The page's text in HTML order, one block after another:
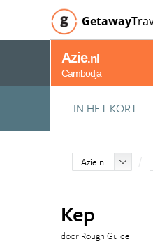
Getaway
Azie.nl
Cambodja
IN HET KORT
Azie.nl
Kep
door Rough Guide